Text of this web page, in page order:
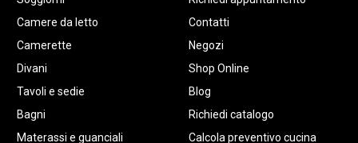
Camere da letto
Camerette
Divani
Tavoli e sedie
Bagni
Materassi e guanciali
Contatti
Negozi
Shop Online
Blog
Richiedi catalogo
Calcola preventivo cucina